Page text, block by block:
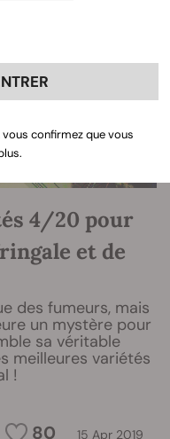
4/20 pour
et de
des fumeurs, mais
un mystère pour
sa véritable
meilleures variétés
!
80 15 Apr 2019
vous confirmez que vous